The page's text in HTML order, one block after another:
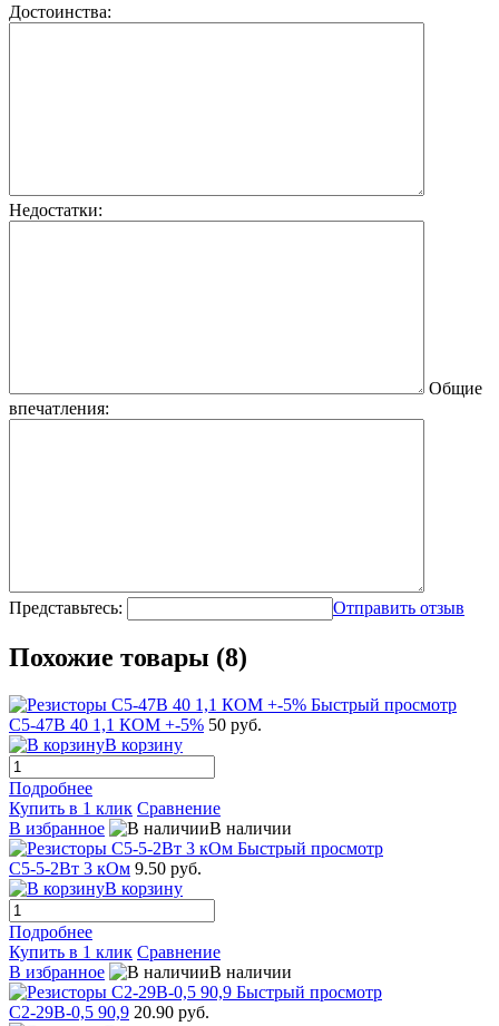
Достоинства:
Недостатки:
Общие
впечатления:
Представьтесь: Отправить отзыв
Похожие товары (8)
Быстрый просмотр
С5-47В 40 1,1 КОМ +-5% 50 руб.
В корзину
Подробнее
Купить в 1 клик Сравнение
В избранное
В наличии
Быстрый просмотр
С5-5-2Вт 3 кОм 9.50 руб.
В корзину
Подробнее
Купить в 1 клик Сравнение
В избранное
В наличии
Быстрый просмотр
С2-29В-0,5 90,9 20.90 руб.